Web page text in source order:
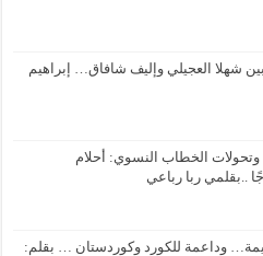
شهلا العجيلي وإليف شافاق… إبراهيم
وتحولات الخطاب النسوي: أحلام
..بقلمي ربا رباعي
وداعمة للكورد وكوردستان … بقلم: